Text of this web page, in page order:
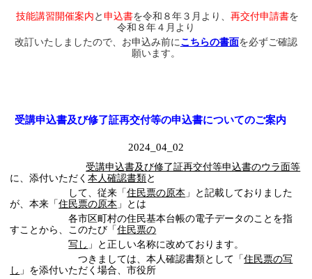
技能講習開催案内 と 申込書を令和８年３月より、 再交付申請書を
令和８年４月より
改訂いたしましたので、 お申込み前に こちらの書面を必ずご確認
願います。
受講申込書及び修了証再交付等の申込書についてのご案内
2024_04_02
受講申込書及び修了証再交付等申込書のウラ面等
に、添付いただく本人確認書類と
して、従来「住民票の原本 」と記載しておりました
が、本来「住民票の原本 」とは
各市区町村の住民基本台帳の電子データのことを指
すことから、このたび「住民票の
写し 」と正しい名称に改めております。
つきましては、本人確認書類として「住民票の写
し 」を添付いただく場合、市役所